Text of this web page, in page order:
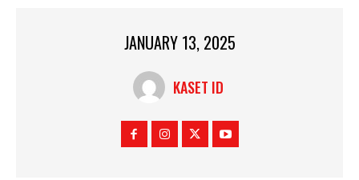
JANUARY 13, 2025
KASET ID